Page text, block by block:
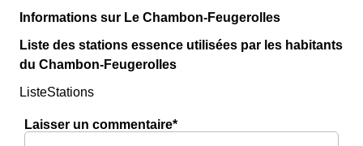
Informations sur Le Chambon-Feugerolles
Liste des stations essence utilisées par les habitants
du Chambon-Feugerolles
ListeStations
Laisser un commentaire*